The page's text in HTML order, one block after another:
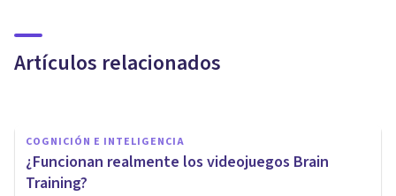
Artículos relacionados
según su Cociente Intelectual
COGNICIÓN E INTELIGENCIA
¿Funcionan realmente los videojuegos Brain
Training?